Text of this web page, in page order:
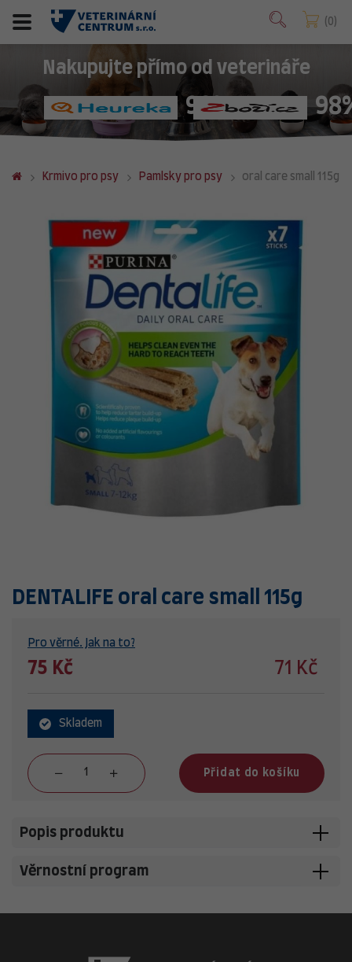
0
Nakupujte přímo od veterináře
98%
Krmivo pro psy Pamlsky pro psy oral care small 115g
DENTALIFE oral care small 115g
Pro věrné. Jak na to?
75 Kč 71 Kč
Skladem
Přidat do košíku
Popis produktu
Věrnostní program